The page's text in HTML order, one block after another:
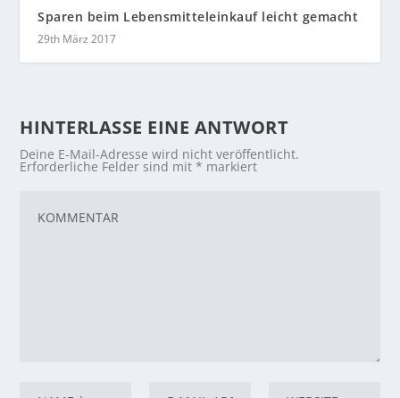
Sparen beim Lebensmitteleinkauf leicht gemacht
29th März 2017
HINTERLASSE EINE ANTWORT
Deine E-Mail-Adresse wird nicht veröffentlicht.
Erforderliche Felder sind mit* markiert